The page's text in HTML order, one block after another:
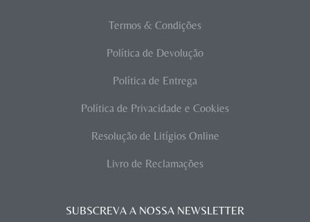
Termos & Condições
Política de Devolução
Política de Entrega
Política de Privacidade e Cookies
Resolução de Litígios Online
Livro de Reclamações
SUBSCREVA A NOSSA NEWSLETTER